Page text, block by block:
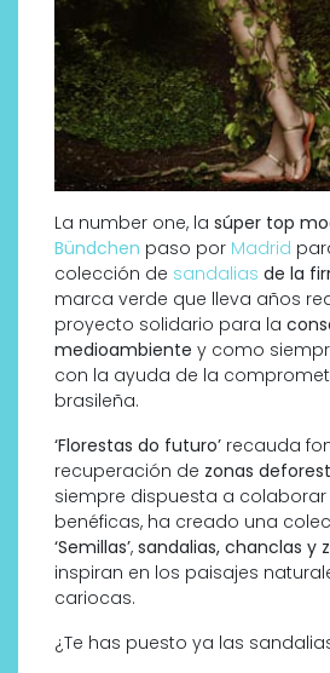
La number one, la súper top
Bündchen paso por Madrid
colección de sandalias de la
marca verde que lleva años
proyecto solidario para la
medioambiente y como
con la ayuda de la
brasileña.
‘Florestas do futuro’ recauda
recuperación de zonas
siempre dispuesta a
benéficas, ha creado una
‘Semillas’, sandalias, chanclas y
inspiran en los paisajes
cariocas.
¿Te has puesto ya las